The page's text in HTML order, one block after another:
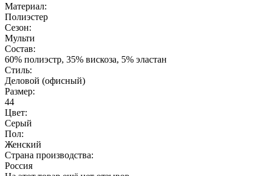
Материал:
Полиэстер
Сезон:
Мульти
Состав:
60% полиэстр, 35% вискоза, 5% эластан
Стиль:
Деловой (офисный)
Размер:
44
Цвет:
Серый
Пол:
Женский
Страна производства:
Россия